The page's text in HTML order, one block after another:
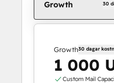
Growth 30
Growth30 dagar
1 000
Custom Mail